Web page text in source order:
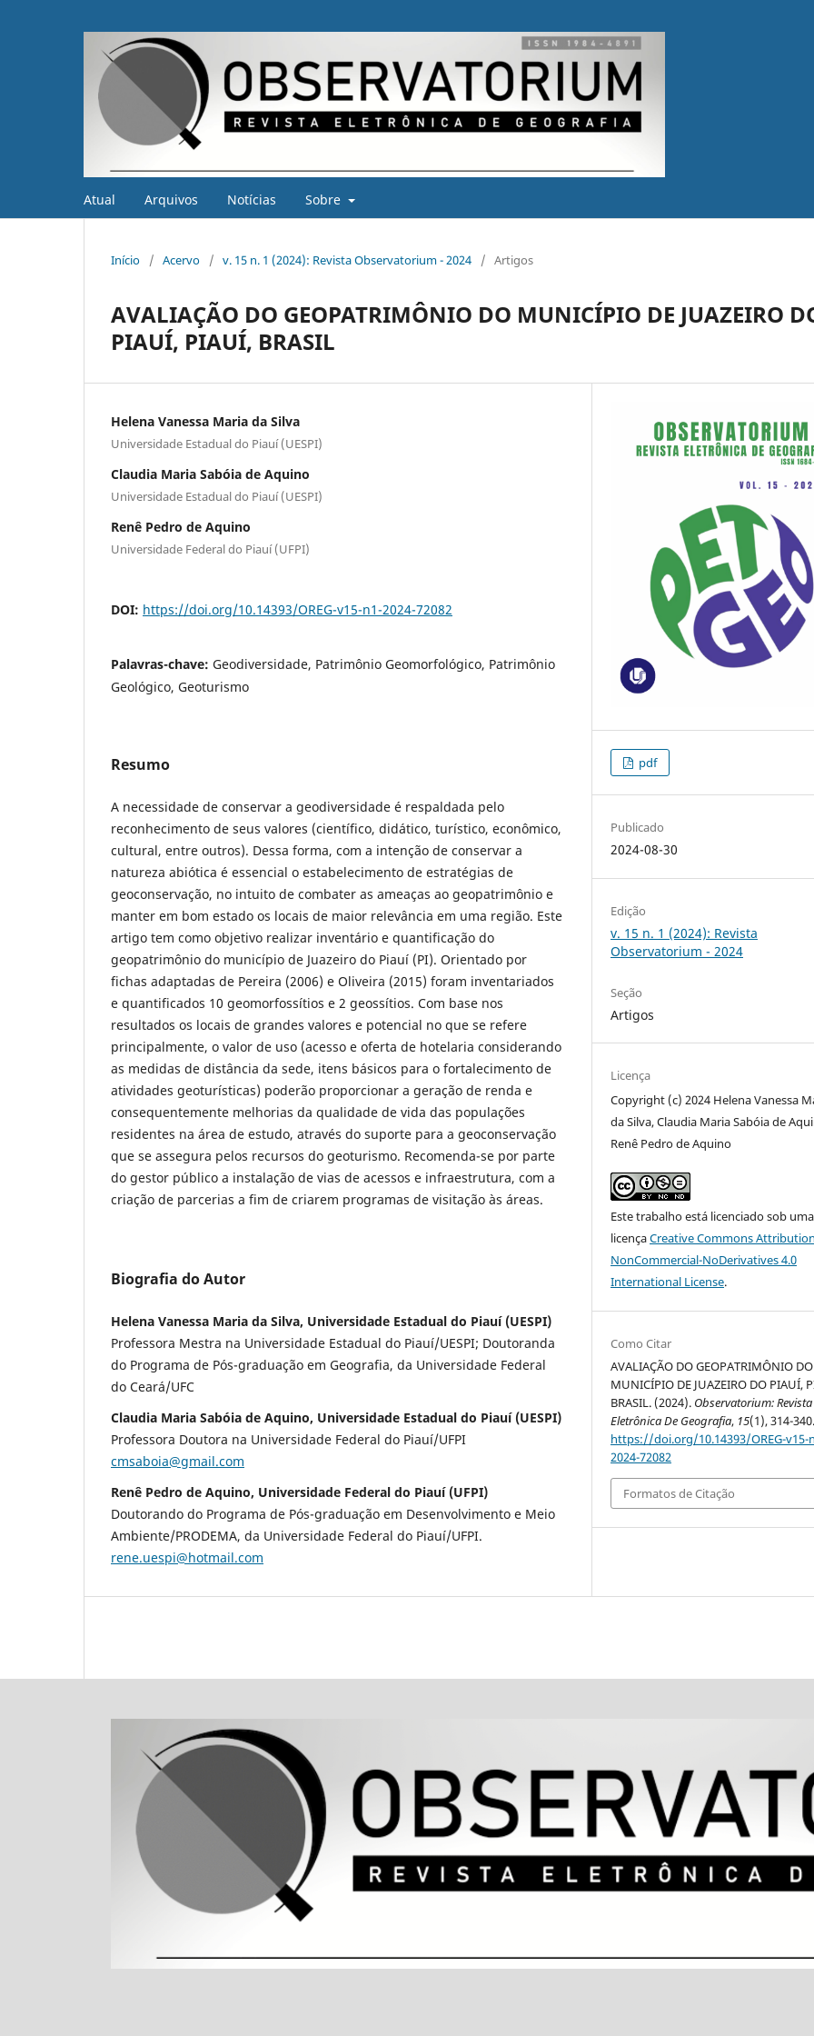
Atual Arquivos Notícias Sobre
Início / Acervo / v. 15 n. 1 (2024): Revista Observatorium - 2024 / Artigos
AVALIAÇÃO DO GEOPATRIMÔNIO DO MUNICÍPIO DE JUAZEIRO
PIAUÍ, PIAUÍ, BRASIL
Helena Vanessa Maria da Silva
Universidade Estadual do Piauí (UESPI)
Claudia Maria Sabóia de Aquino
Universidade Estadual do Piauí (UESPI)
Renê Pedro de Aquino
Universidade Federal do Piauí (UFPI)
DOI: https://doi.org/10.14393/OREG-v15-n1-2024-72082
Palavras-chave: Geodiversidade, Patrimônio Geomorfológico, Patrimônio
Geológico, Geoturismo
Resumo
A necessidade de conservar a geodiversidade é respaldada pelo
reconhecimento de seus valores (científico, didático, turístico, econômico,
cultural, entre outros). Dessa forma, com a intenção de conservar a
natureza abiótica é essencial o estabelecimento de estratégias de
geoconservação, no intuito de combater as ameaças ao geopatrimônio e
manter em bom estado os locais de maior relevância em uma região. Este
artigo tem como objetivo realizar inventário e quantificação do
geopatrimônio do município de Juazeiro do Piauí (PI). Orientado por
fichas adaptadas de Pereira (2006) e Oliveira (2015) foram inventariados
e quantificados 10 geomorfossítios e 2 geossítios. Com base nos
resultados os locais de grandes valores e potencial no que se refere
principalmente, o valor de uso (acesso e oferta de hotelaria considerando
as medidas de distância da sede, itens básicos para o fortalecimento de
atividades geoturísticas) poderão proporcionar a geração de renda e
consequentemente melhorias da qualidade de vida das populações
residentes na área de estudo, através do suporte para a geoconservação
que se assegura pelos recursos do geoturismo. Recomenda-se por parte
do gestor público a instalação de vias de acessos e infraestrutura, com a
criação de parcerias a fim de criarem programas de visitação às áreas.
Biografia do Autor
Helena Vanessa Maria da Silva, Universidade Estadual do Piauí (UESPI)
Professora Mestra na Universidade Estadual do Piauí/UESPI; Doutoranda
do Programa de Pós-graduação em Geografia, da Universidade Federal
do Ceará/UFC
Claudia Maria Sabóia de Aquino, Universidade Estadual do Piauí (UESPI)
Professora Doutora na Universidade Federal do Piauí/UFPI
cmsaboia@gmail.com
Renê Pedro de Aquino, Universidade Federal do Piauí (UFPI)
Doutorando do Programa de Pós-graduação em Desenvolvimento e Meio
Ambiente/PRODEMA, da Universidade Federal do Piauí/UFPI.
rene.uespi@hotmail.com
pdf
Publicado
2024-08-30
Edição
v. 15 n. 1 (2024): Revista
Observatorium - 2024
Seção
Artigos
Licença
Copyright (c) 2024 Helena Vanessa
da Silva, Claudia Maria Sabóia de
Renê Pedro de Aquino
Este trabalho está licenciado sob uma
licençaCreative Commons
NonCommercial-NoDerivatives 4.0
International License.
Como Citar
AVALIAÇÃO DO GEOPATRIMÔNIO DO
MUNICÍPIO DE JUAZEIRO DO PIAUÍ,
BRASIL. (2024). Observatorium: Revista
Eletrônica De Geografia, 15(1), 314-340.
https://doi.org/10.14393/OREG-v15-
2024-72082
Formatos de Citação